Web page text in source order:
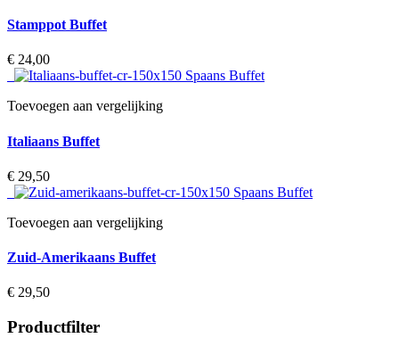
Stamppot Buffet
€ 24,00‎
Toevoegen aan vergelijking
Italiaans Buffet
€ 29,50‎
Toevoegen aan vergelijking
Zuid-Amerikaans Buffet
€ 29,50‎
Productfilter